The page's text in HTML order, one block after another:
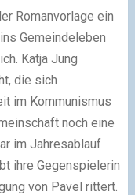
Romanvorlage ein
Gemeindeleben
Katja Jung
die sich
im Kommunismus
noch eine
im Jahresablauf
ihre Gegenspielerin
von Pavel rittert.